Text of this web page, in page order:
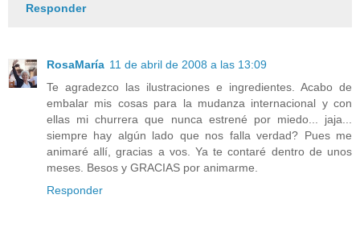
Responder
RosaMaría 11 de abril de 2008 a las 13:09
Te agradezco las ilustraciones e ingredientes. Acabo de
embalar mis cosas para la mudanza internacional y con
ellas mi churrera que nunca estrené por miedo... jaja...
siempre hay algún lado que nos falla verdad? Pues me
animaré allí, gracias a vos. Ya te contaré dentro de unos
meses. Besos y GRACIAS por animarme.
Responder